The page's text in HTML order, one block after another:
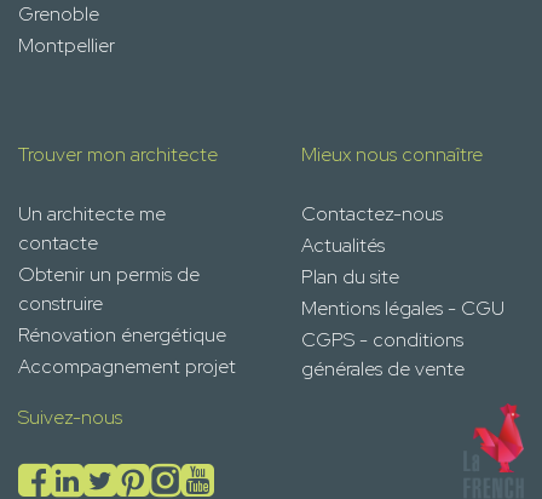
Grenoble
Montpellier
Trouver mon architecte
Un architecte me
contacte
Obtenir un permis de
construire
Rénovation énergétique
Accompagnement projet
Mieux nous connaître
Contactez-nous
Actualités
Plan du site
Mentions légales - CGU
CGPS - conditions
générales de vente
Suivez-nous